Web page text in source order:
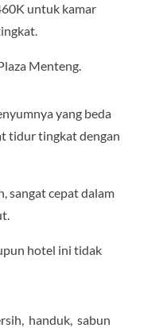
untuk kamar
Menteng.
yang beda
tidur tingkat dengan
sangat cepat dalam
hotel ini tidak
handuk, sabun